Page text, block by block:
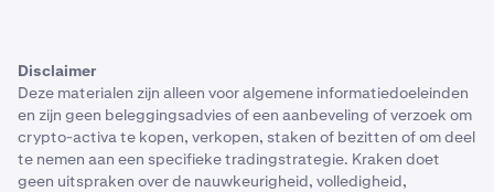
Disclaimer
Deze materialen zijn alleen voor algemene informatiedoeleinden
en zijn geen beleggingsadvies of een aanbeveling of verzoek om
crypto-activa te kopen, verkopen, staken of bezitten of om deel
te nemen aan een specifieke tradingstrategie. Kraken doet
geen uitspraken over de nauwkeurigheid, volledigheid,